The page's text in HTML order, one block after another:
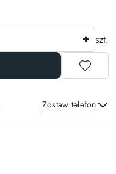
szt.
Zostaw telefon